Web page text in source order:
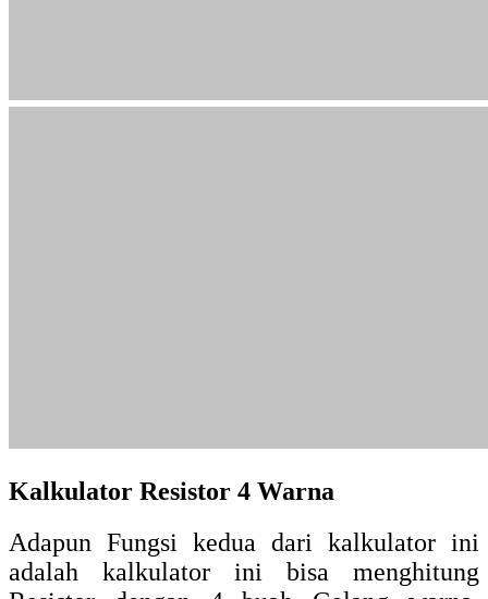
Kalkulator Resistor 4 Warna
Adapun Fungsi kedua dari kalkulator ini
adalah kalkulator ini bisa menghitung